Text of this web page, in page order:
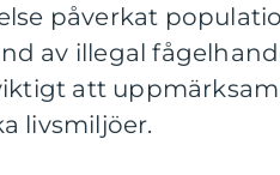
påverkat
av illegal
att
livsmiljöer.